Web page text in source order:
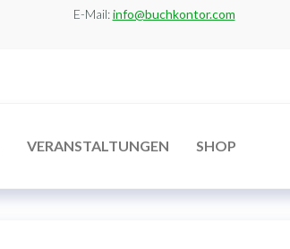
E-Mail:info@buchkontor.com
VERANSTALTUNGEN SHOP